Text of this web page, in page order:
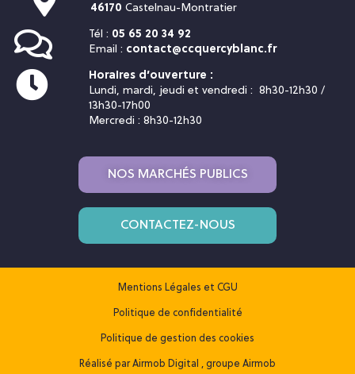
46170 Castelnau-Montratier
Tél : 05 65 20 34 92
Email : contact@ccquercyblanc.fr
Horaires d’ouverture :
Lundi, mardi, jeudi et vendredi : 8h30-12h30 /
13h30-17h00
Mercredi : 8h30-12h30
NOS MARCHÉS PUBLICS
CONTACTEZ-NOUS
Mentions Légales et CGU
Politique de confidentialité
Politique de gestion des cookies
Réalisé parAirmob Digital , groupe Airmob